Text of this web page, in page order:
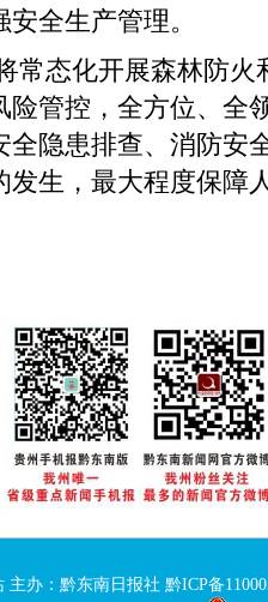
全生产管理。
常态化开展森林防火
险管控，全方位、全
全隐患排查、消防安
发生，最大程度保障
主办：黔东南日报社 黔ICP备